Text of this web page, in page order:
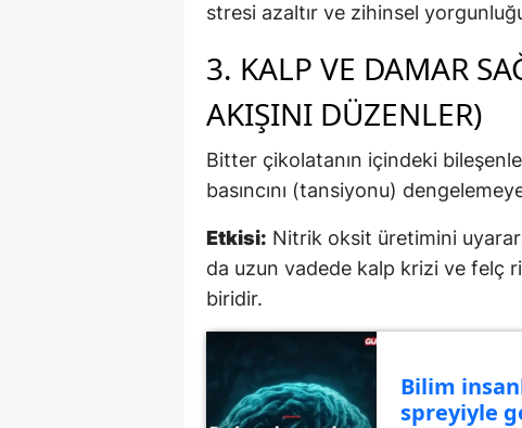
stresi azaltır ve zihinsel
3. KALP VE DAMAR
AKIŞINI DÜZENLER)
Bitter çikolatanın içindeki
basıncını (tansiyonu)
Etkisi: Nitrik oksit üretimini
da uzun vadede kalp krizi ve felç
biridir.
Bilim
spreyiyle